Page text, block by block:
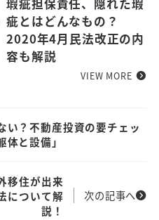
疵とはどんなもの？
2020年4月民法改正の内
容も解説
VIEW MORE
い？不動産投資の要チェッ
体と設備」
次の記事へ
移住が出来
について解
説！